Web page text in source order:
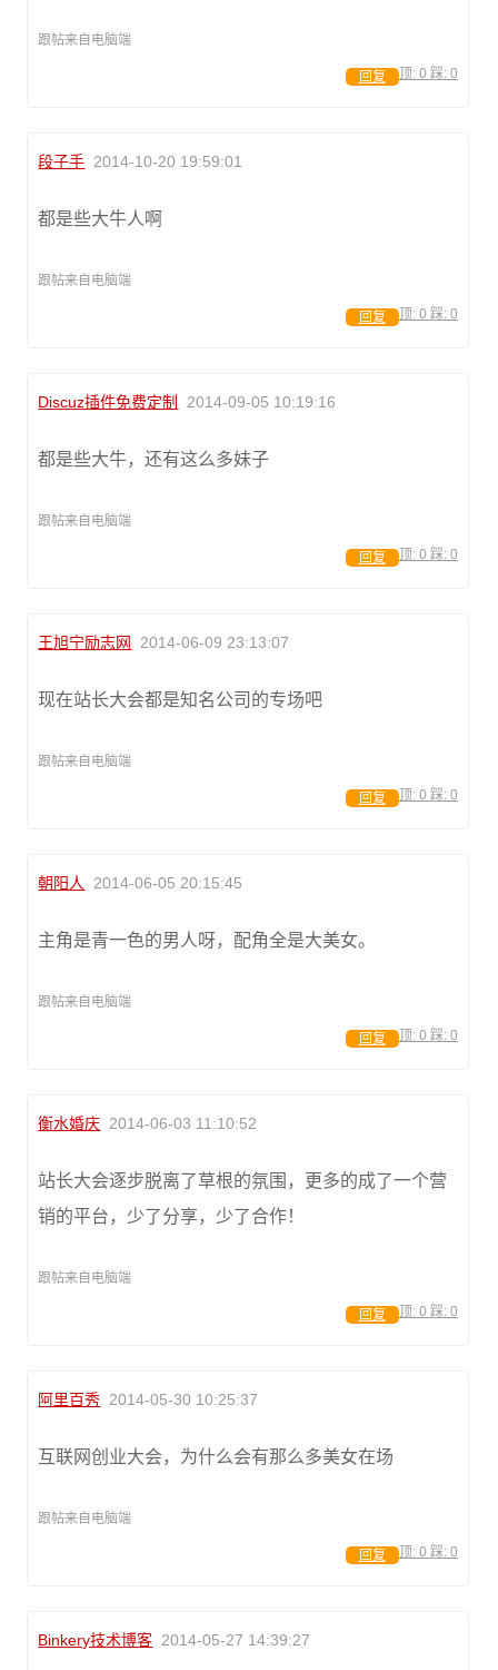
跟帖来自电脑端
顶: 0 踩: 0
回复
段子手 2014-10-20 19:59:01
都是些大牛人啊
跟帖来自电脑端
顶: 0 踩: 0
回复
Discuz插件免费定制 2014-09-05 10:19:16
都是些大牛，还有这么多妹子
跟帖来自电脑端
顶: 0 踩: 0
回复
王旭宁励志网 2014-06-09 23:13:07
现在站长大会都是知名公司的专场吧
跟帖来自电脑端
顶: 0 踩: 0
回复
朝阳人 2014-06-05 20:15:45
主角是青一色的男人呀，配角全是大美女。
跟帖来自电脑端
顶: 0 踩: 0
回复
衡水婚庆 2014-06-03 11:10:52
站长大会逐步脱离了草根的氛围，更多的成了一个营
销的平台，少了分享，少了合作！
跟帖来自电脑端
顶: 0 踩: 0
回复
阿里百秀 2014-05-30 10:25:37
互联网创业大会，为什么会有那么多美女在场
跟帖来自电脑端
顶: 0 踩: 0
回复
Binkery技术博客 2014-05-27 14:39:27